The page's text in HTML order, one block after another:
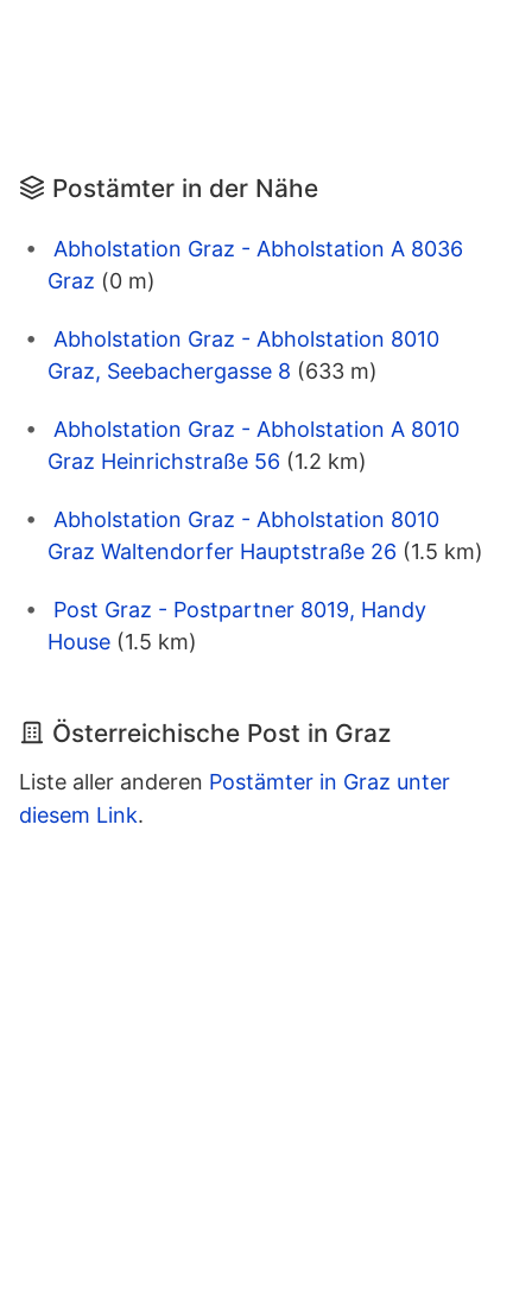
Postämter in der Nähe
Abholstation Graz - Abholstation A 8036
Graz (0 m)
Abholstation Graz - Abholstation 8010
Graz, Seebachergasse 8 (633 m)
Abholstation Graz - Abholstation A 8010
Graz Heinrichstraße 56 (1.2 km)
Abholstation Graz - Abholstation 8010
Graz Waltendorfer Hauptstraße 26 (1.5 km)
Post Graz - Postpartner 8019, Handy
House (1.5 km)
Österreichische Post in Graz
Liste aller anderen Postämter in Graz unter
diesem Link.